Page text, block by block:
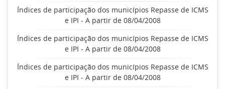
Índices de participação dos municípios Repasse de ICMS
e IPI - A partir de 08/04/2008
Índices de participação dos municípios Repasse de ICMS
e IPI - A partir de 08/04/2008
Índices de participação dos municípios Repasse de ICMS
e IPI - A partir de 08/04/2008